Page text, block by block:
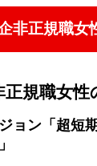
非正規職女
正規職女
ョン「超短